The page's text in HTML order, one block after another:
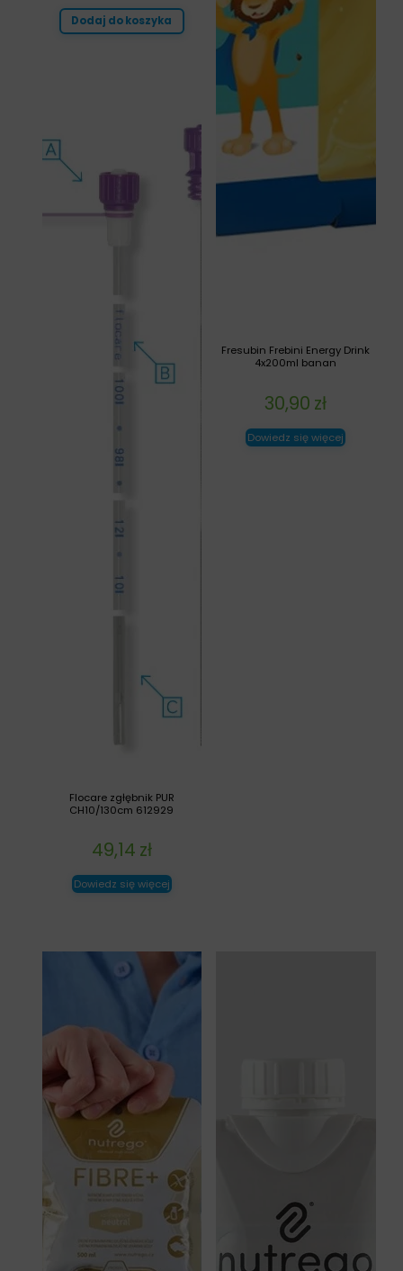
Fresubin Frebini Energy Drink
4x200ml banan
30,90 zł
Dowiedz się więcej
Dodaj do koszyka
Flocare zgłębnik PUR
CH10/130cm 612929
49,14 zł
Dowiedz się więcej